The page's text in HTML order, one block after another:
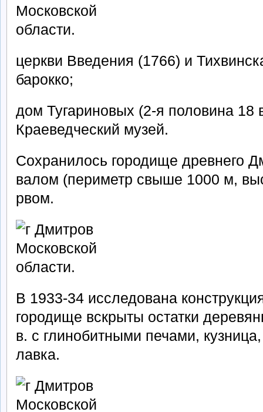
церкви Введения (1766) и
барокко;
дом Тугариновых (2-я половина 18
Краеведческий музей.
Сохранилось городище древнего
валом (периметр свыше 1000 м,
рвом.
В 1933-34 исследована
городище вскрыты остатки
в. с глинобитными печами,
лавка.